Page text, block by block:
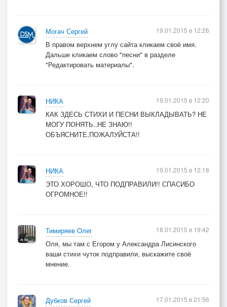
Могач Сергей
В правом верхнем углу сайта кликаем своё имя.
Дальше кликаем слово "песни" в разделе
"Редактировать материалы".
19.01.2015 в 12:26
НИКА
КАК ЗДЕСЬ СТИХИ И ПЕСНИ ВЫКЛАДЫВАТЬ? НЕ
МОГУ ПОНЯТЬ..НЕ ЗНАЮ!!
ОБЪЯСНИТЕ,ПОЖАЛУЙСТА!!
19.01.2015 в 12:20
НИКА
ЭТО ХОРОШО, ЧТО ПОДПРАВИЛИ!! СПАСИБО
ОГРОМНОЕ!!
19.01.2015 в 12:18
Тимиряев Олег
Оля, мы там с Егором у Александра Лисинского
ваши стихи чуток подправили, выскажите своё
мнение.
18.01.2015 в 19:42
Дубков Сергей
17.01.2015 в 21:56